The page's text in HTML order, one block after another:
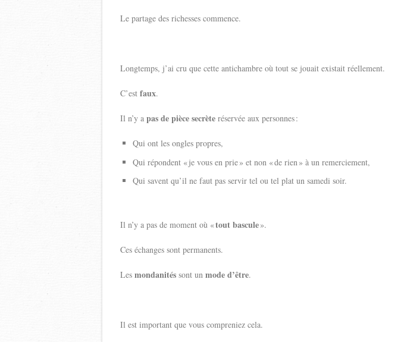
Le partage des richesses commence.
Longtemps, j’ai cru que cette antichambre où tout se jouait existait réellement.
C’est faux.
Il n’y a pas de pièce secrète réservée aux personnes :
Qui ont les ongles propres,
Qui répondent « je vous en prie » et non « de rien » à un remerciement,
Qui savent qu’il ne faut pas servir tel ou tel plat un samedi soir.
Il n’y a pas de moment où «tout bascule».
Ces échanges sont permanents.
Les mondanités sont un mode d’être.
Il est important que vous compreniez cela.